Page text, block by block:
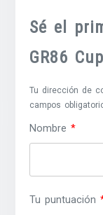
Sé el
GR86
Tu dirección de
campos
Nombre*
Tu puntuación